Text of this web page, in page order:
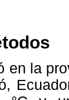
en la